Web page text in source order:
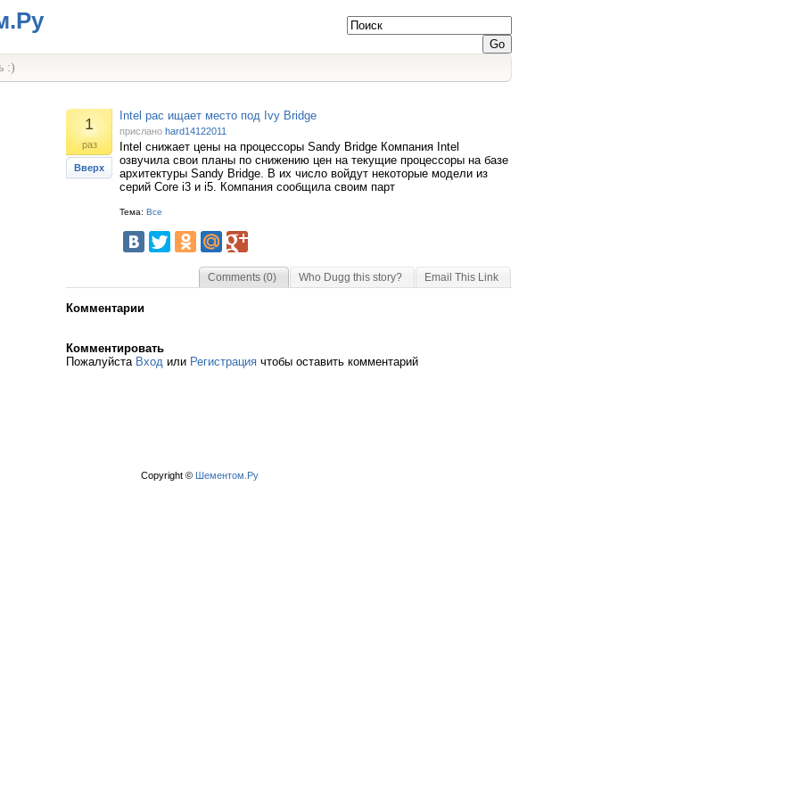
:)
1
раз
Вверх
Intel рас ищает место под Ivy Bridge
прислано hard14122011
Intel снижает цены на процессоры Sandy Bridge Компания Intel
озвучила свои планы по снижению цен на текущие процессоры на базе
архитектуры Sandy Bridge. В их число войдут некоторые модели из
серий Core i3 и i5. Компания сообщила своим парт
Тема: Все
Comments (0) Who Dugg this story? Email This Link
Комментарии
Комментировать
Пожалуйста Вход или Регистрация чтобы оставить комментарий
Copyright © Шементом.Ру